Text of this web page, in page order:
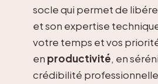
socle qui permet de
et son expertise
votre temps et vos
en productivité, en
crédibilité